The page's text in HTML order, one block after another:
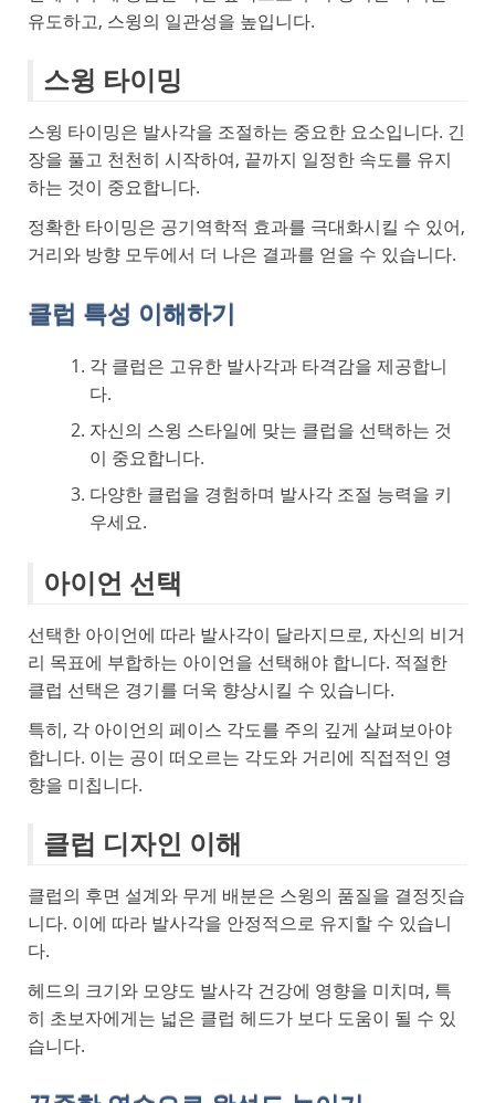
유도하고, 스윙의 일관성을 높입니다.
스윙 타이밍
스윙 타이밍은 발사각을 조절하는 중요한 요소입니다. 긴
장을 풀고 천천히 시작하여, 끝까지 일정한 속도를 유지
하는 것이 중요합니다.
정확한 타이밍은 공기역학적 효과를 극대화시킬 수 있어,
거리와 방향 모두에서 더 나은 결과를 얻을 수 있습니다.
클럽 특성 이해하기
각 클럽은 고유한 발사각과 타격감을 제공합니
다.
자신의 스윙 스타일에 맞는 클럽을 선택하는 것
이 중요합니다.
다양한 클럽을 경험하며 발사각 조절 능력을 키
우세요.
아이언 선택
선택한 아이언에 따라 발사각이 달라지므로, 자신의 비거
리 목표에 부합하는 아이언을 선택해야 합니다. 적절한
클럽 선택은 경기를 더욱 향상시킬 수 있습니다.
특히, 각 아이언의 페이스 각도를 주의 깊게 살펴보아야
합니다. 이는 공이 떠오르는 각도와 거리에 직접적인 영
향을 미칩니다.
클럽 디자인 이해
클럽의 후면 설계와 무게 배분은 스윙의 품질을 결정짓습
니다. 이에 따라 발사각을 안정적으로 유지할 수 있습니
다.
헤드의 크기와 모양도 발사각 건강에 영향을 미치며, 특
히 초보자에게는 넓은 클럽 헤드가 보다 도움이 될 수 있
습니다.